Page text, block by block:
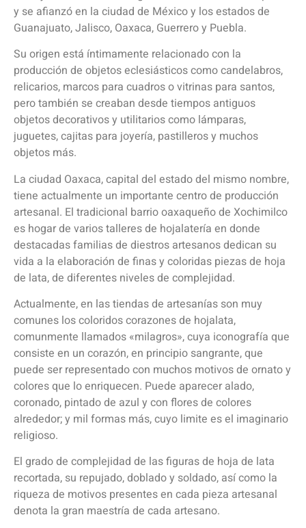
y se afianzó en la ciudad de México y los estados de
Guanajuato, Jalisco, Oaxaca, Guerrero y Puebla.
Su origen está íntimamente relacionado con la
producción de objetos eclesiásticos como candelabros,
relicarios, marcos para cuadros o vitrinas para santos,
pero también se creaban desde tiempos antiguos
objetos decorativos y utilitarios como lámparas,
juguetes, cajitas para joyería, pastilleros y muchos
objetos más.
La ciudad Oaxaca, capital del estado del mismo nombre,
tiene actualmente un importante centro de producción
artesanal. El tradicional barrio oaxaqueño de Xochimilco
es hogar de varios talleres de hojalatería en donde
destacadas familias de diestros artesanos dedican su
vida a la elaboración de finas y coloridas piezas de hoja
de lata, de diferentes niveles de complejidad.
Actualmente, en las tiendas de artesanías son muy
comunes los coloridos corazones de hojalata,
comunmente llamados «milagros», cuya iconografía que
consiste en un corazón, en principio sangrante, que
puede ser representado con muchos motivos de ornato y
colores que lo enriquecen. Puede aparecer alado,
coronado, pintado de azul y con flores de colores
alrededor; y mil formas más, cuyo limite es el imaginario
religioso.
El grado de complejidad de las figuras de hoja de lata
recortada, su repujado, doblado y soldado, así como la
riqueza de motivos presentes en cada pieza artesanal
denota la gran maestría de cada artesano.